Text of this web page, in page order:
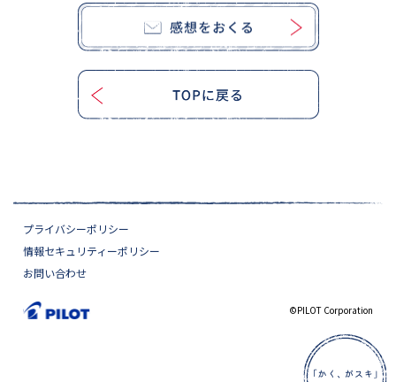
プライバシーポリシー
情報セキュリティーポリシー
お問い合わせ
©PILOT Corporation